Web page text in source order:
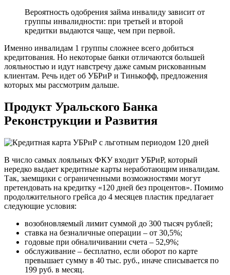
Вероятность одобрения займа инвалиду зависит от
группы инвалидности: при третьей и второй
кредитки выдаются чаще, чем при первой.
Именно инвалидам 1 группы сложнее всего добиться
кредитования. Но некоторые банки отличаются большей
лояльностью и идут навстречу даже самым рискованным
клиентам. Речь идет об УБРиР и Тинькофф, предложения
которых мы рассмотрим дальше.
Продукт Уральского Банка
Реконструкции и Развития
В число самых лояльных ФКУ входит УБРиР, который
нередко выдает кредитные карты неработающим инвалидам.
Так, заемщики с ограниченными возможностями могут
претендовать на кредитку «120 дней без процентов». Помимо
продолжительного грейса до 4 месяцев пластик предлагает
следующие условия:
возобновляемый лимит суммой до 300 тысяч рублей;
ставка на безналичные операции – от 30,5%;
годовые при обналичивании счета – 52,9%;
обслуживание – бесплатно, если оборот по карте
превышает сумму в 40 тыс. руб., иначе списывается по
199 руб. в месяц.